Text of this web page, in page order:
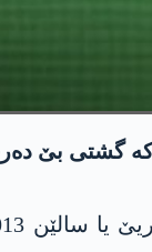
گشتی بێ